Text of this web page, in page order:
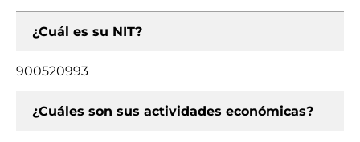
¿Cuál es su NIT?
900520993
¿Cuáles son sus actividades económicas?